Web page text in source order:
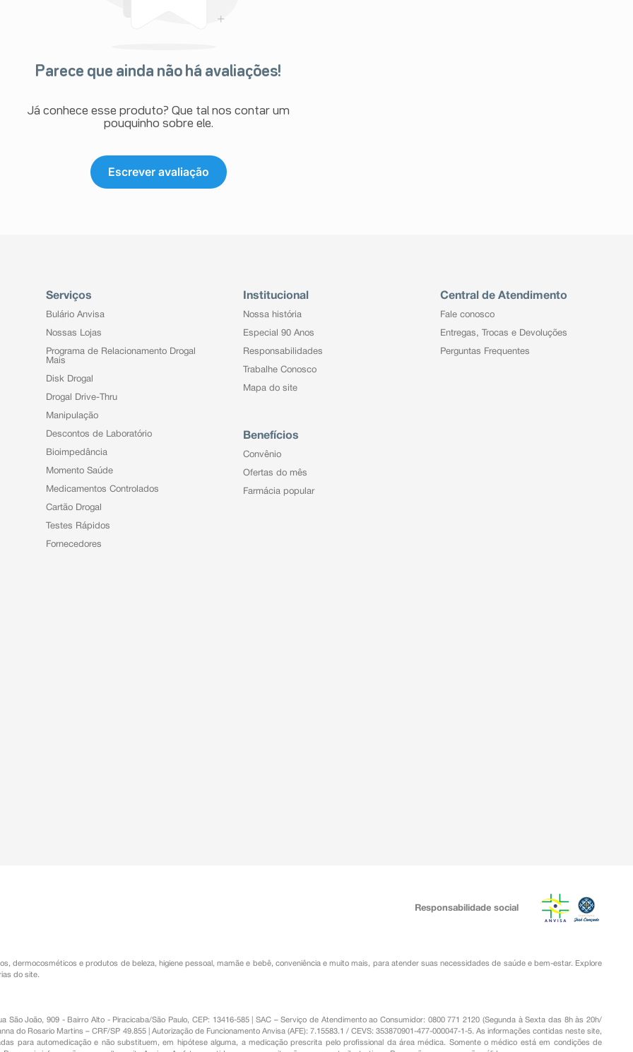
Parece que ainda não há avaliações!
Já conhece esse produto? Que tal nos contar um
pouquinho sobre ele.
Escrever avaliação
Serviços
Bulário Anvisa
Nossas Lojas
Programa de Relacionamento Drogal
Mais
Disk Drogal
Drogal Drive-Thru
Manipulação
Descontos de Laboratório
Bioimpedância
Momento Saúde
Medicamentos Controlados
Cartão Drogal
Testes Rápidos
Fornecedores
Institucional
Nossa história
Especial 90 Anos
Responsabilidades
Trabalhe Conosco
Mapa do site
Benefícios
Convênio
Ofertas do mês
Farmácia popular
Central de Atendimento
Fale conosco
Entregas, Trocas e Devoluções
Perguntas Frequentes
Responsabilidade social
,dermocosméticos e produtos de beleza, higiene pessoal ,mamãe e bebê, conveniênciae muito mais, para atender suas necessidades de saúde e bem-estar. Explore
do site.
São João, 909 - Bairro Alto - Piracicaba/São Paulo, CEP: 13416-585 | SAC – Serviço de Atendimento ao Consumidor: 0800 771 2120 (Segunda à Sexta das 8h às 20h/
do Rosario Martins – CRF/SP 49.855 | Autorização de Funcionamento Anvisa (AFE): 7.15583.1 / CEVS: 353870901-477-000047-1-5. As informações contidas neste site,
para automedicação e não substituem, em hipótese alguma, a medicação prescrita pelo profissional da área médica. Somente o médico está em condições de